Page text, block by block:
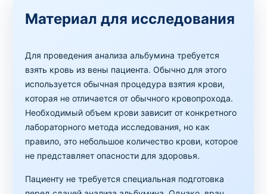
Материал для исследования
Для проведения анализа альбумина требуется
взять кровь из вены пациента. Обычно для этого
используется обычная процедура взятия крови,
которая не отличается от обычного кровопрохода.
Необходимый объем крови зависит от конкретного
лабораторного метода исследования, но как
правило, это небольшое количество крови, которое
не представляет опасности для здоровья.
Пациенту не требуется специальная подготовка